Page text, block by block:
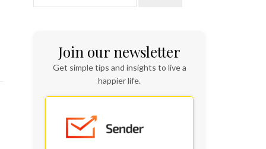
Join our newsletter
Get simple tips and insights to live a
happier life.